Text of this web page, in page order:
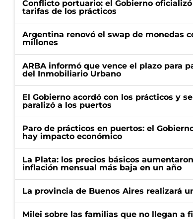
Conflicto portuario: el Gobierno
tarifas de los prácticos
Argentina renovó el swap de monedas
millones
ARBA informó que vence el plazo para
del Inmobiliario Urbano
El Gobierno acordó con los prácticos y
paralizó a los puertos
Paro de prácticos en puertos: el
hay impacto económico
La Plata: los precios básicos
inflación mensual más baja en un año
La provincia de Buenos Aires realizará
Milei sobre las familias que no llegan a